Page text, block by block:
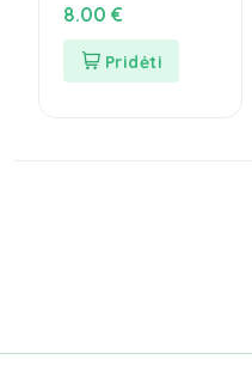
8.00 €